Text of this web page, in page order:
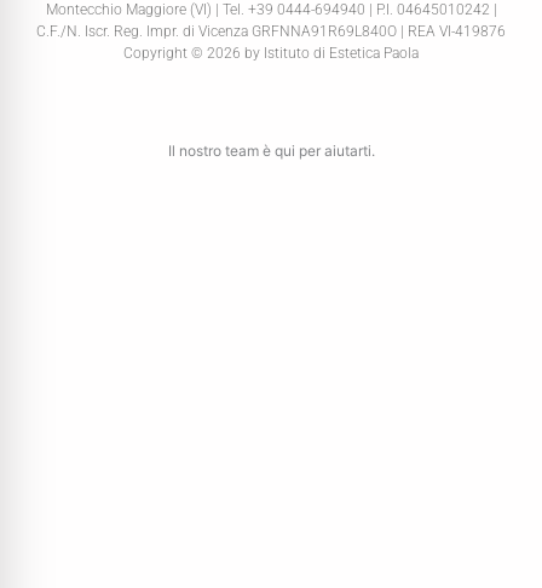
Montecchio Maggiore (VI) | Tel. +39 0444-694940 | P.I. 04645010242 |
C.F./N. Iscr. Reg. Impr. di Vicenza GRFNNA91R69L840O | REA VI-419876
Copyright © 2026 by Istituto di Estetica Paola
Il nostro team è qui per aiutarti.